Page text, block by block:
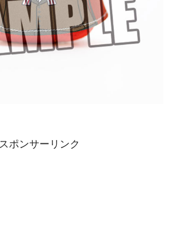
スポンサーリンク